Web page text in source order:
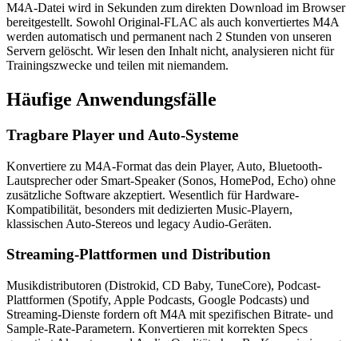
M4A-Datei wird in Sekunden zum direkten Download im Browser
bereitgestellt. Sowohl Original-FLAC als auch konvertiertes M4A
werden automatisch und permanent nach 2 Stunden von unseren
Servern gelöscht. Wir lesen den Inhalt nicht, analysieren nicht für
Trainingszwecke und teilen mit niemandem.
Häufige Anwendungsfälle
Tragbare Player und Auto-Systeme
Konvertiere zu M4A-Format das dein Player, Auto, Bluetooth-
Lautsprecher oder Smart-Speaker (Sonos, HomePod, Echo) ohne
zusätzliche Software akzeptiert. Wesentlich für Hardware-
Kompatibilität, besonders mit dedizierten Music-Playern,
klassischen Auto-Stereos und legacy Audio-Geräten.
Streaming-Plattformen und Distribution
Musikdistributoren (Distrokid, CD Baby, TuneCore), Podcast-
Plattformen (Spotify, Apple Podcasts, Google Podcasts) und
Streaming-Dienste fordern oft M4A mit spezifischen Bitrate- und
Sample-Rate-Parametern. Konvertieren mit korrekten Specs